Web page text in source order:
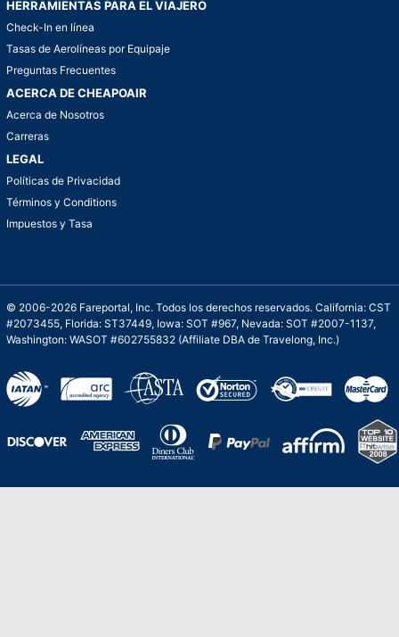
HERRAMIENTAS PARA EL VIAJERO
Check-In en línea
Tasas de Aerolíneas por Equipaje
Preguntas Frecuentes
ACERCA DE CHEAPOAIR
Acerca de Nosotros
Carreras
LEGAL
Políticas de Privacidad
Términos y Conditions
Impuestos y Tasa
© 2006-2026 Fareportal, Inc. Todos los derechos reservados. California: CST
#2073455, Florida: ST37449, Iowa: SOT #967, Nevada: SOT #2007-1137,
Washington: WASOT #602755832 (Affiliate DBA de Travelong, Inc.)